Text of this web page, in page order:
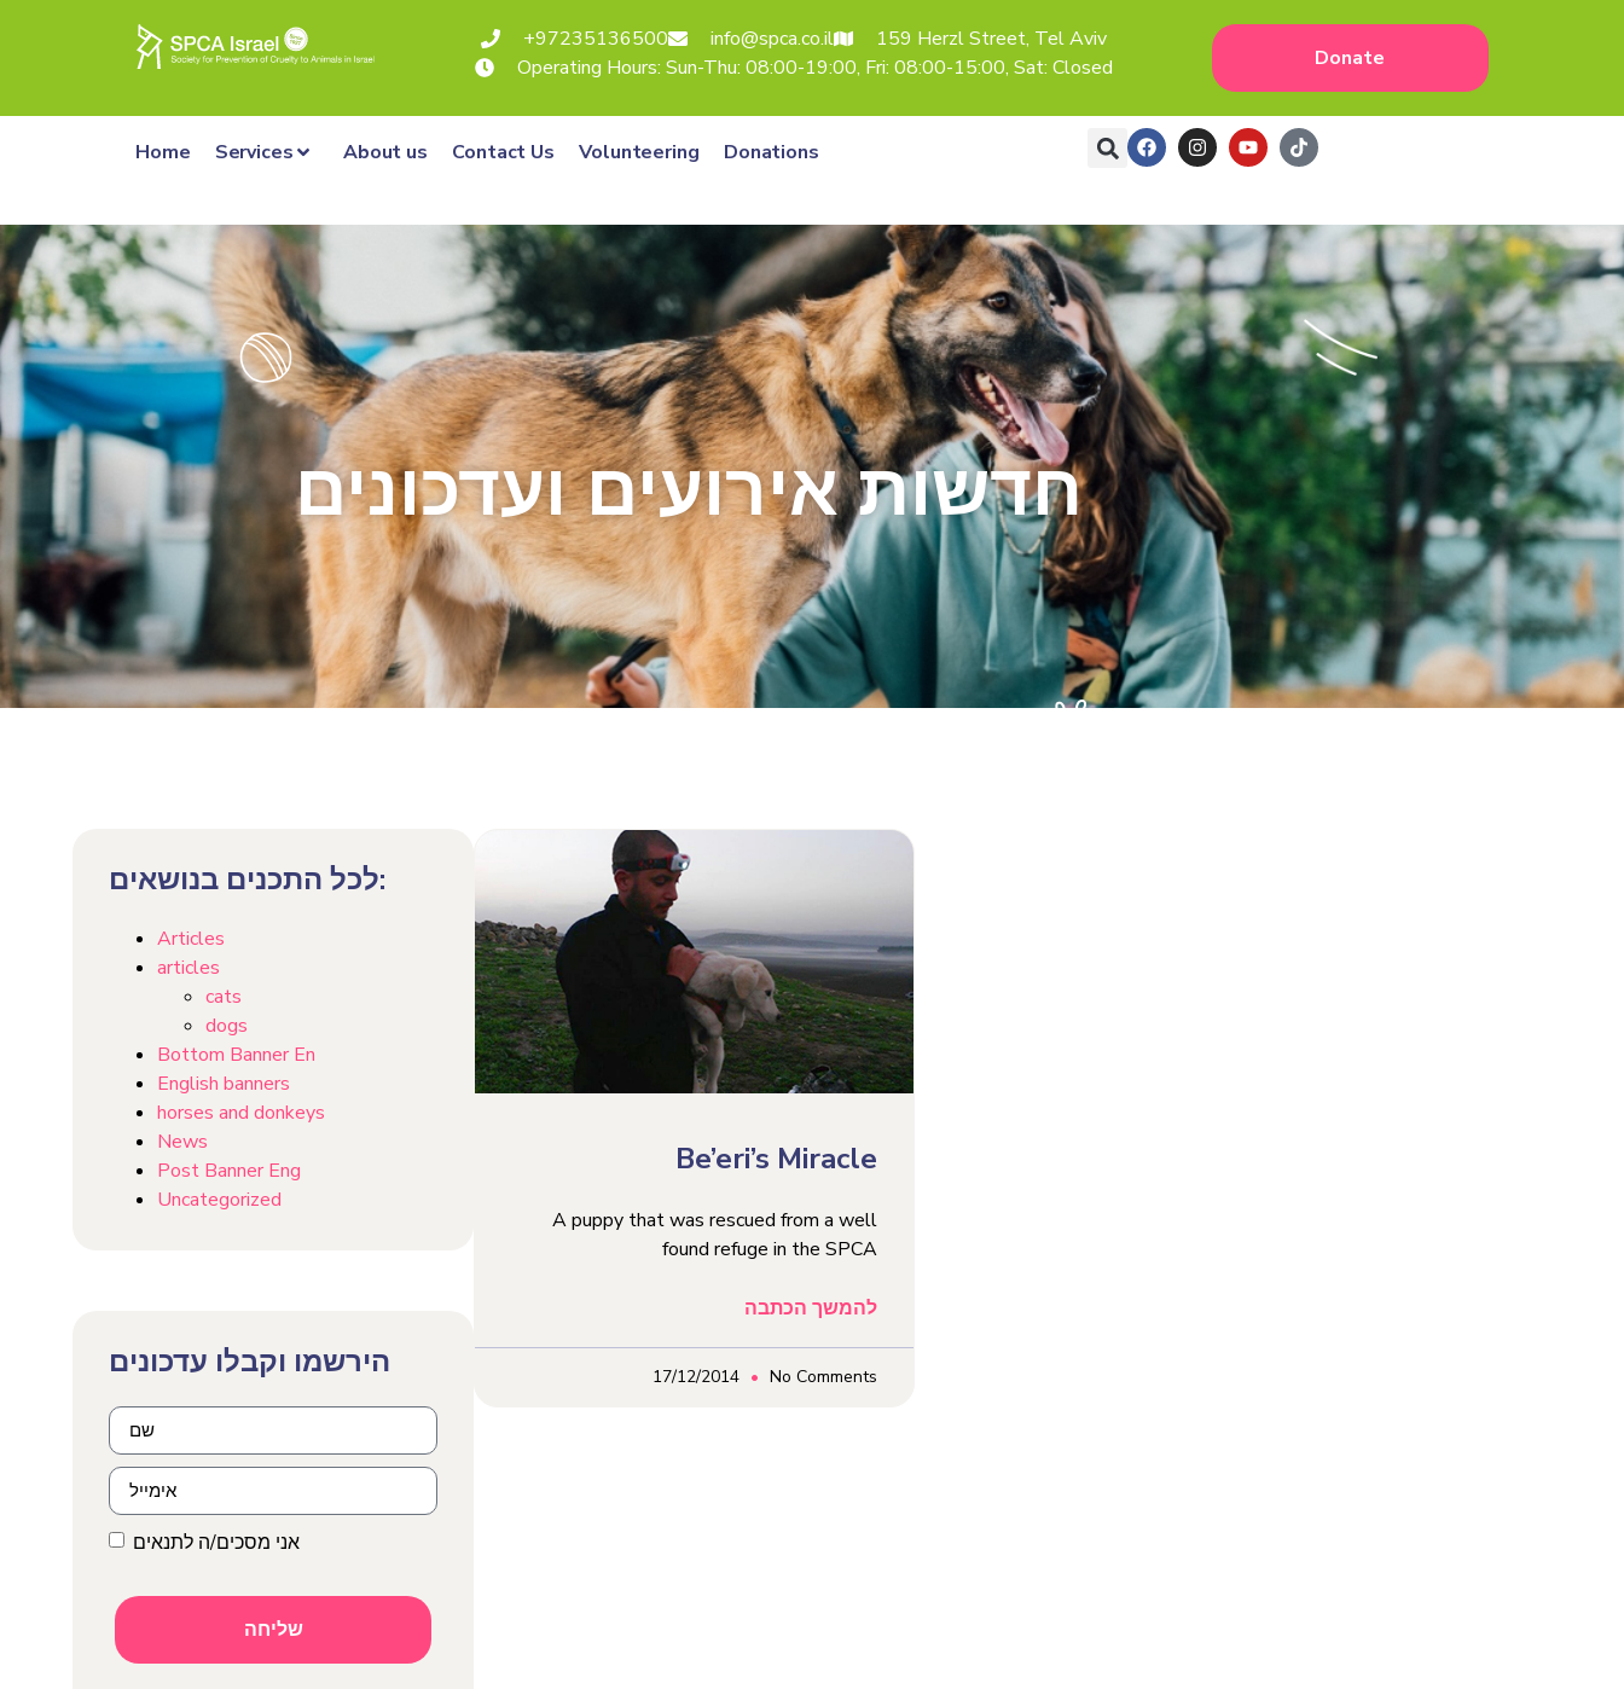
+97235136500 info@spca.co.il
159 Herzl Street, Tel Aviv
Operating Hours: Sun-Thu: 08:00-19:00, Fri: 08:00-15:00, Sat: Closed
Donate
Home Services About us Contact Us Volunteering Donations
חדשות אירועים ועדכונים
לכל התכנים בנושאים:
Articles
articles
cats
dogs
Bottom Banner En
English banners
horses and donkeys
News
Post Banner Eng
Uncategorized
אני מסכים/ה לתנאים
שליחה
Be’eri’s Miracle
A puppy that was rescued from a well
found refuge in the SPCA
להמשך הכתבה
17/12/2014 No Comments